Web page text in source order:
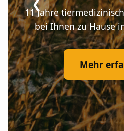
11 Jahre
bei Ihnen zu Hause
Mehr
❮